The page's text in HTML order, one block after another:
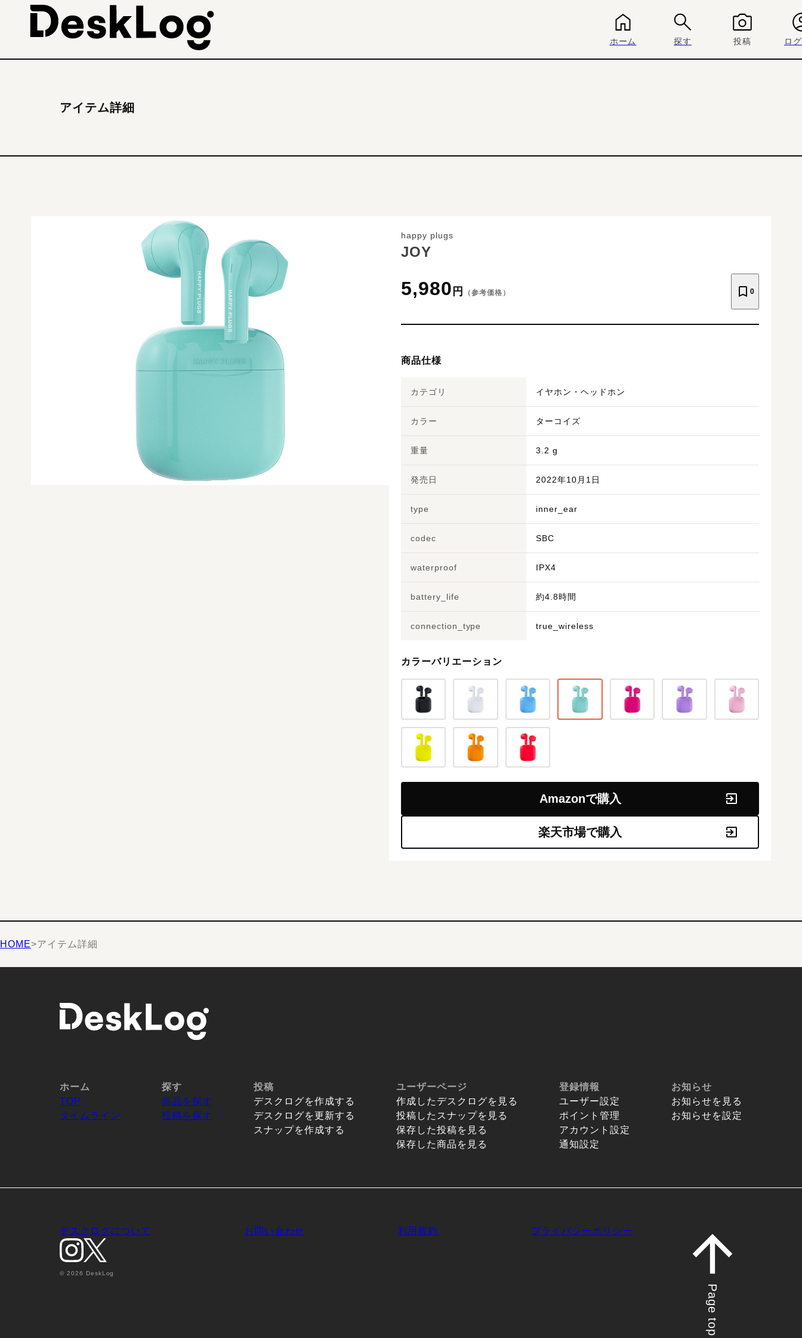
ホーム 探す 投稿 ロ
アイテム詳細
happy plugs
JOY
5,980 円 （参考価格） 0
商品仕様
カテゴリ イヤホン・ヘッドホン
カラー ターコイズ
重量 3.2 g
発売日 2022年10月1日
type inner_ear
codec SBC
waterproof IPX4
battery_life 約4.8時間
connection_type true_wireless
カラーバリエーション
Amazonで購入
楽天市場で購入
HOME>アイテム詳細
ホーム
TOP
タイムライン
探す
商品を探す
投稿を探す
投稿
デスクログを作成する
デスクログを更新する
スナップを作成する
ユーザーページ
作成したデスクログを見る
投稿したスナップを見る
保存した投稿を見る
保存した商品を見る
登録情報
ユーザー設定
ポイント管理
アカウント設定
通知設定
お知らせ
お知らせを見る
お知らせを設定
デスクログについて お問い合わせ 利用規約 プライバシーポリシー
© 2026 DeskLog
Page top